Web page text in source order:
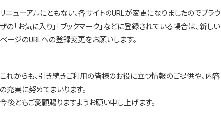
リニューアルにともない、各サイトのURLが変更になりましたのでブラウ
ザの「お気に入り」「ブックマーク」などに登録されている場合は、新しい
ページのURLへの登録変更をお願いします。
これからも、引き続きご利用の皆様のお役に立つ情報のご提供や、内容
の充実に努めてまいります。
今後ともご愛顧賜りますようお願い申し上げます。